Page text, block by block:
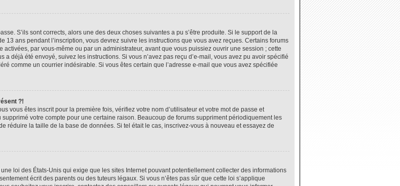
S’ils sont corrects, alors une des deux choses suivantes a pu s’être produite. Si le support de la
13 ans pendant l’inscription, vous devrez suivre les instructions que vous avez reçues. Certains forums
par vous-même ou par un administrateur, avant que vous puissiez ouvrir une session ; cette
déjà été envoyé, suivez les instructions. Si vous n’avez pas reçu d’e-mail, vous avez pu avoir spécifié
comme un courrier indésirable. Si vous êtes certain que l’adresse e-mail que vous avez spécifiée
?!
vous êtes inscrit pour la première fois, vérifiez votre nom d’utilisateur et votre mot de passe et
votre compte pour une certaine raison. Beaucoup de forums suppriment périodiquement les
réduire la taille de la base de données. Si tel était le cas, inscrivez-vous à nouveau et essayez de
loi des États-Unis qui exige que les sites Internet pouvant potentiellement collecter des informations
écrit des parents ou des tuteurs légaux. Si vous n’êtes pas sûr que cette loi s’applique